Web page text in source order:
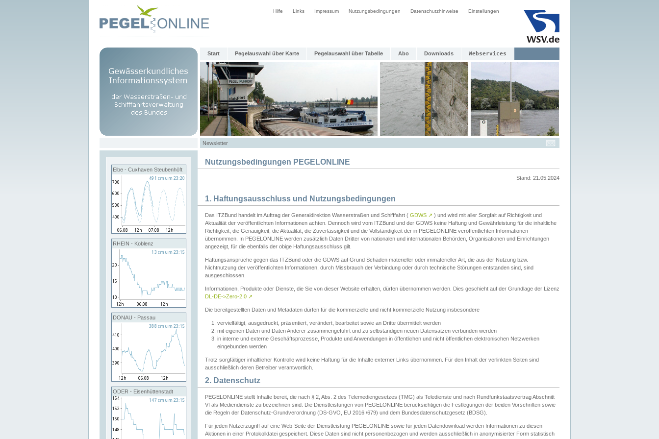
Hilfe Links Impressum Nutzungsbedingungen Datenschutzhinweise Einstellungen
Start Pegelauswahl über Karte Pegelauswahl über Tabelle Abo Downloads Webservices
Newsletter
Elbe - Cuxhaven Steubenhöft
RHEIN - Koblenz
DONAU - Passau
ODER - Eisenhüttenstadt
Nutzungsbedingungen PEGELONLINE
Stand: 21.05.2024
1. Haftungsausschluss und Nutzungsbedingungen
Das ITZBund handelt im Auftrag der Generaldirektion Wasserstraßen und Schifffahrt ( GDWS ↗ ) und wird mit aller Sorgfalt auf Richtigkeit und
Aktualität der veröffentlichten Informationen achten. Dennoch wird vom ITZBund und der GDWS keine Haftung und Gewährleistung für die inhaltliche
Richtigkeit, die Genauigkeit, die Aktualität, die Zuverlässigkeit und die Vollständigkeit der in PEGELONLINE veröffentlichten Informationen
übernommen. In PEGELONLINE werden zusätzlich Daten Dritter von nationalen und internationalen Behörden, Organisationen und Einrichtungen
angezeigt, für die ebenfalls der obige Haftungsausschluss gilt.
Haftungsansprüche gegen das ITZBund oder die GDWS auf Grund Schäden materieller oder immaterieller Art, die aus der Nutzung bzw.
Nichtnutzung der veröffentlichten Informationen, durch Missbrauch der Verbindung oder durch technische Störungen entstanden sind, sind
ausgeschlossen.
Informationen, Produkte oder Dienste, die Sie von dieser Website erhalten, dürfen übernommen werden. Dies geschieht auf der Grundlage der Lizenz
DL-DE->Zero-2.0 ↗
Die bereitgestellten Daten und Metadaten dürfen für die kommerzielle und nicht kommerzielle Nutzung insbesondere
vervielfältigt, ausgedruckt, präsentiert, verändert, bearbeitet sowie an Dritte übermittelt werden
mit eigenen Daten und Daten Anderer zusammengeführt und zu selbständigen neuen Datensätzen verbunden werden
in interne und externe Geschäftsprozesse, Produkte und Anwendungen in öffentlichen und nicht öffentlichen elektronischen Netzwerken
eingebunden werden
Trotz sorgfältiger inhaltlicher Kontrolle wird keine Haftung für die Inhalte externer Links übernommen. Für den Inhalt der verlinkten Seiten sind
ausschließlich deren Betreiber verantwortlich.
2. Datenschutz
PEGELONLINE stellt Inhalte bereit, die nach § 2, Abs. 2 des Telemediengesetzes (TMG) als Teledienste und nach Rundfunkstaatsvertrag Abschnitt
VI als Mediendienste zu bezeichnen sind. Die Dienstleistungen von PEGELONLINE berücksichtigen die Festlegungen der beiden Vorschriften sowie
die Regeln der Datenschutz-Grundverordnung (DS-GVO, EU 2016 /679) und dem Bundesdatenschutzgesetz (BDSG).
Für jeden Nutzerzugriff auf eine Web-Seite der Dienstleistung PEGELONLINE sowie für jeden Datendownload werden Informationen zu diesen
Aktionen in einer Protokolldatei gespeichert. Diese Daten sind nicht personenbezogen und werden ausschließlich in anonymisierter Form statistisch